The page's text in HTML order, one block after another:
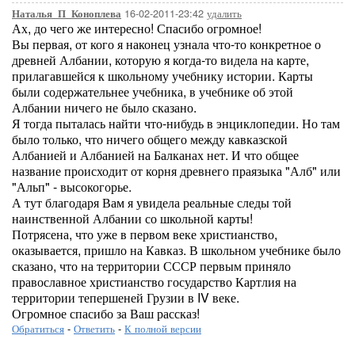
Наталья_П_Коноплева 16-02-2011-23:42 удалить
Ах, до чего же интересно! Спасибо огромное!
Вы первая, от кого я наконец узнала что-то конкретное о
древней Албании, которую я когда-то видела на карте,
прилагавшейся к школьному учебнику истории. Карты
были содержательнее учебника, в учебнике об этой
Албании ничего не было сказано.
Я тогда пыталась найти что-нибудь в энциклопедии. Но там
было только, что ничего общего между кавказской
Албанией и Албанией на Балканах нет. И что общее
название происходит от корня древнего праязыка "Алб" или
"Альп" - высокогорье.
А тут благодаря Вам я увидела реальные следы той
наинственной Албании со школьной карты!
Потрясена, что уже в первом веке христианство,
оказывается, пришло на Кавказ. В школьном учебнике было
сказано, что на территории СССР первым приняло
православное христианство государство Картлия на
территории тепершеней Грузии в IV веке.
Огромное спасибо за Ваш рассказ!
Обратиться - Ответить - К полной версии